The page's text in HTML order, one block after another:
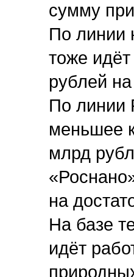
сумму
По линии
тоже
рублей
По линии
меньшее
млрд
на
На базе
идёт